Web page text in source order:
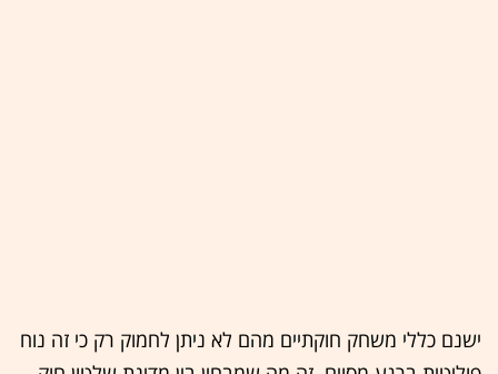
ישנם כללי משחק חוקתיים מהם לא ניתן לחמוק רק כי זה נוח